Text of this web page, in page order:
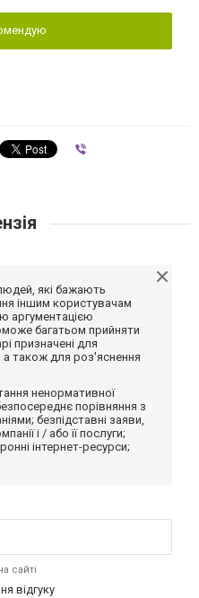
які бажають
іншим користувачам
аргументацією
багатьом прийняти
призначені для
а також для роз'яснення
ненормативної
порівняння з
безпідставні заяви,
і / або її послуги;
інтернет-ресурси;
сайті
відгуку